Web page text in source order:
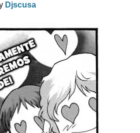
Djscusa